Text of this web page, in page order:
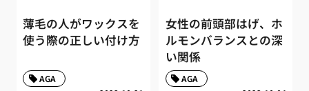
薄毛の人がワックスを
使う際の正しい付け方
AGA
女性の前頭部はげ、ホ
ルモンバランスとの深
い関係
AGA